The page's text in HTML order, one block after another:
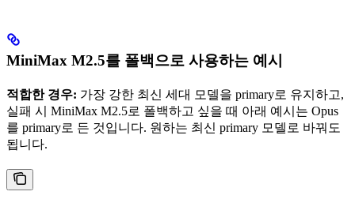
MiniMax M2.5를 폴백으로 사용하는 예시
적합한 경우: 가장 강한 최신 세대 모델을 primary로 유지하고,
실패 시 MiniMax M2.5로 폴백하고 싶을 때 아래 예시는 Opus
를 primary로 든 것입니다. 원하는 최신 primary 모델로 바꿔도
됩니다.